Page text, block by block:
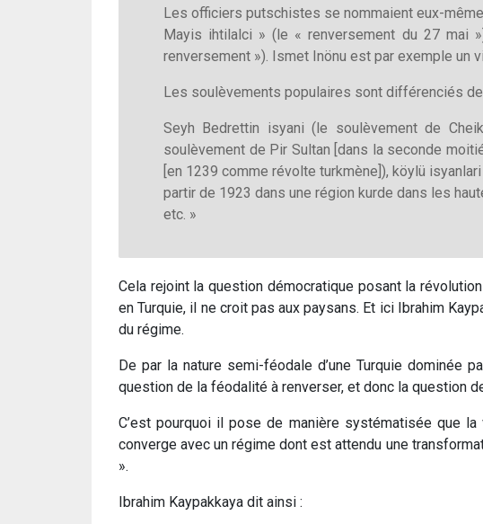
Les officiers putschistes se nommaient eux-
Mayis ihtilalci » (le « renversement du 27 mai
renversement »). Ismet Inönu est par exemple un
Les soulèvements populaires sont différenciés
Seyh Bedrettin isyani (le soulèvement de
soulèvement de Pir Sultan [dans la seconde
[en 1239 comme révolte turkmène]), köylü
partir de 1923 dans une région kurde dans les
etc. »
Cela rejoint la question démocratique posant la
en Turquie, il ne croit pas aux paysans. Et ici Ibrahim
du régime.
De par la nature semi-féodale d’une Turquie dominée
question de la féodalité à renverser, et donc la question
C’est pourquoi il pose de manière systématisée que
converge avec un régime dont est attendu une
».
Ibrahim Kaypakkaya dit ainsi :